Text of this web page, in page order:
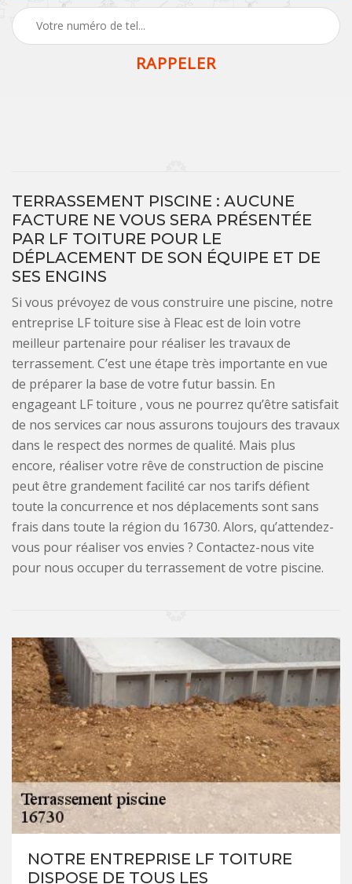
TERRASSEMENT PISCINE : AUCUNE
FACTURE NE VOUS SERA PRÉSENTÉE
PAR LF TOITURE POUR LE
DÉPLACEMENT DE SON ÉQUIPE ET DE
SES ENGINS
Si vous prévoyez de vous construire une piscine, notre
entreprise LF toiture sise à Fleac est de loin votre
meilleur partenaire pour réaliser les travaux de
terrassement. C’est une étape très importante en vue
de préparer la base de votre futur bassin. En
engageant LF toiture , vous ne pourrez qu’être satisfait
de nos services car nous assurons toujours des travaux
dans le respect des normes de qualité. Mais plus
encore, réaliser votre rêve de construction de piscine
peut être grandement facilité car nos tarifs défient
toute la concurrence et nos déplacements sont sans
frais dans toute la région du 16730. Alors, qu’attendez-
vous pour réaliser vos envies ? Contactez-nous vite
pour nous occuper du terrassement de votre piscine.
NOTRE ENTREPRISE LF TOITURE
DISPOSE DE TOUS LES